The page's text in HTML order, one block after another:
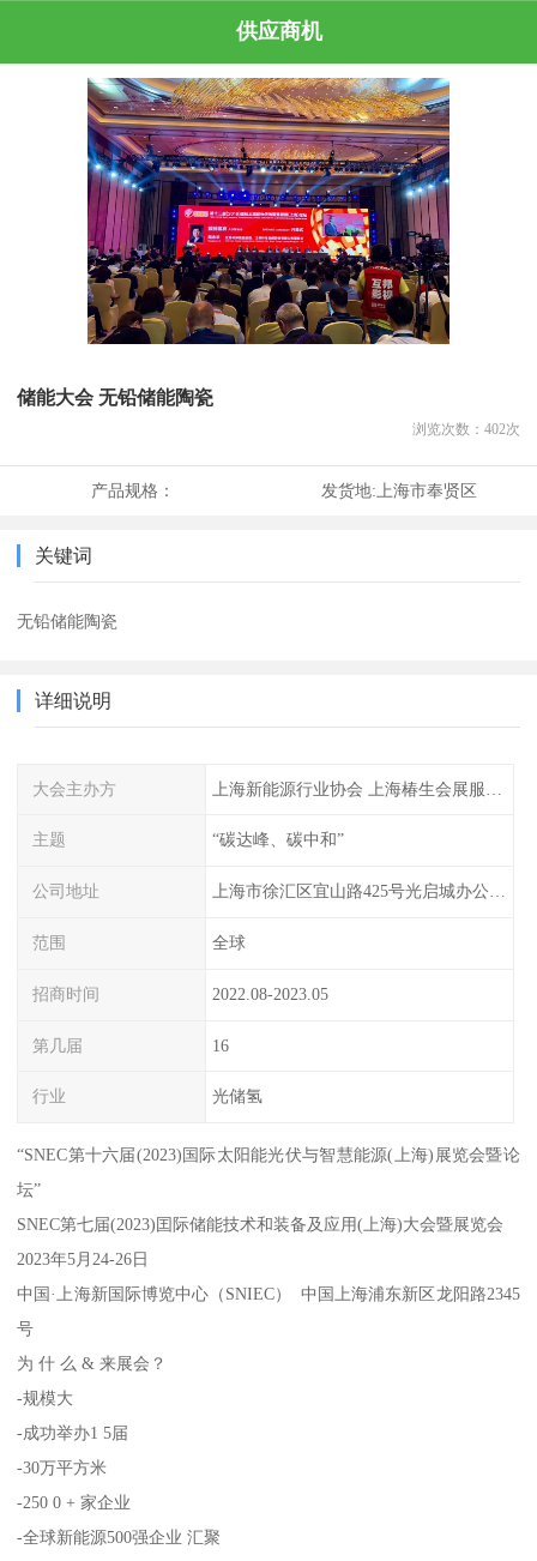
供应商机
储能大会 无铅储能陶瓷
浏览次数： 402次
产品规格： 发货地:上海市奉贤区
关键词
无铅储能陶瓷
详细说明
大会主办方
主题 “碳达峰、碳中和”
公司地址 上海市徐汇区宜山路425号光启城办公楼905-907室
范围 全球
招商时间 2022.08-2023.05
第几届 16
行业 光储氢
“SNEC第十六届(2023)国际太阳能光伏与智慧能源(上海)展览会暨论
坛”
SNEC第七届(2023)囯际储能技术和装备及应用(上海)大会暨展览会
2023年5月24-26日
中国·上海新国际博览中心（SNIEC） 中国上海浦东新区龙阳路2345
号
为 什 么 & 来展会？
-规模大
-成功举办1 5届
-30万平方米
-250 0 + 家企业
-全球新能源500强企业 汇聚